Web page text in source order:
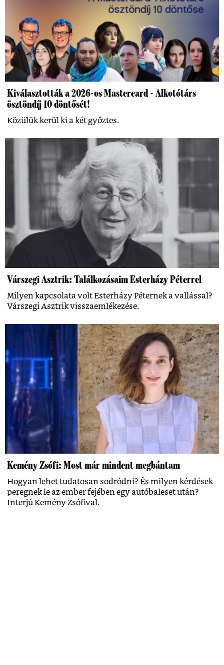
Kiválasztották a 2026-os Mastercard - Alkotótárs
ösztöndíj 10 döntősét!
Közülük kerül ki a két győztes.
Várszegi Asztrik: Találkozásaim Esterházy Péterrel
Milyen kapcsolata volt Esterházy Péternek a vallással?
Várszegi Asztrik visszaemlékezése.
Kemény Zsófi: Most már mindent megbántam
Hogyan lehet tudatosan sodródni? És milyen kérdések
peregnek le az ember fejében egy autóbaleset után?
Interjú Kemény Zsófival.